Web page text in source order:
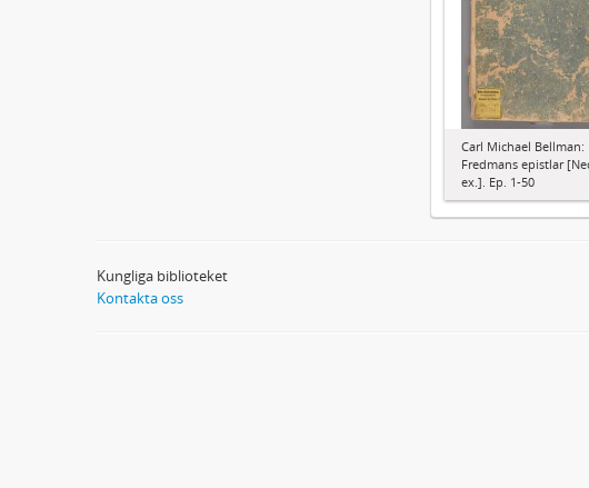
Carl Michael Bellman:
Fredmans epistlar
ex.]. Ep. 1-50
Kungliga biblioteket
Kontakta oss